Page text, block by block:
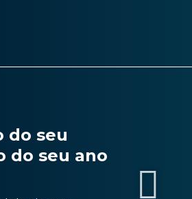
do seu
do seu ano